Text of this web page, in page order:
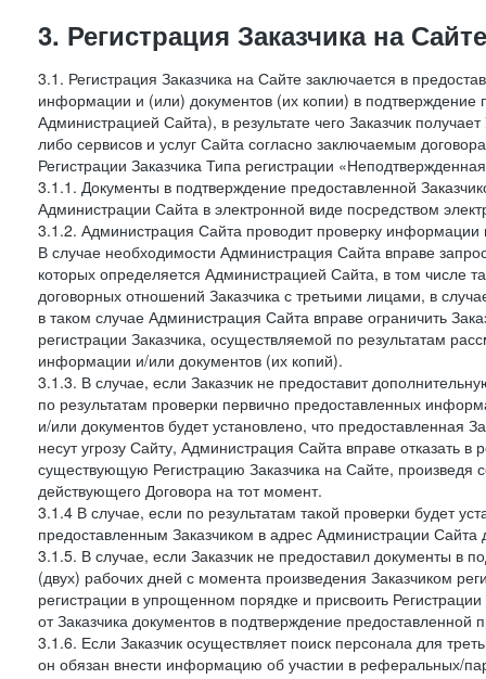
3. Регистрация Заказчика на Сайте
3.1. Регистрация Заказчика на Сайте заключается в
информации и (или) документов (их копии) в
Администрацией Сайта), в результате чего Заказчик
либо сервисов и услуг Сайта согласно заключаемым
Регистрации Заказчика Типа регистрации
3.1.1. Документы в подтверждение предоставленной
Администрации Сайта в электронной виде посредством
3.1.2. Администрация Сайта проводит проверку информации
В случае необходимости Администрация Сайта вправе
которых определяется Администрацией Сайта, в том числе
договорных отношений Заказчика с третьими лицами, в
в таком случае Администрация Сайта вправе ограничить
регистрации Заказчика, осуществляемой по результатам
информации и/или документов (их копий).
3.1.3. В случае, если Заказчик не предоставит
по результатам проверки первично предоставленных
и/или документов будет установлено, что предоставленная
несут угрозу Сайту, Администрация Сайта вправе отказать
существующую Регистрацию Заказчика на Сайте, произведя
действующего Договора на тот момент.
3.1.4 В случае, если по результатам такой проверки будет
предоставленным Заказчиком в адрес Администрации
3.1.5. В случае, если Заказчик не предоставил документы в
(двух) рабочих дней с момента произведения Заказчиком
регистрации в упрощенном порядке и присвоить
от Заказчика документов в подтверждение
3.1.6. Если Заказчик осуществляет поиск персонала для
он обязан внести информацию об участии в реферальных/